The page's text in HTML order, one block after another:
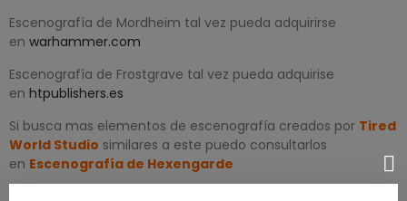
Escenografía de Mordheim tal vez pueda adquirirse
en warhammer.com
Escenografía de Frostgrave tal vez pueda adquirise
en htpublishers.es
Si busca mas elementos de escenografía creados por Tired
World Studio similares a este puedo consultarlos
en Escenografía de Hexengarde